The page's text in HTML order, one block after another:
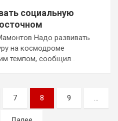
социальную
Надо развивать
на космодроме
темпом, сообщил…
7 8 9 …